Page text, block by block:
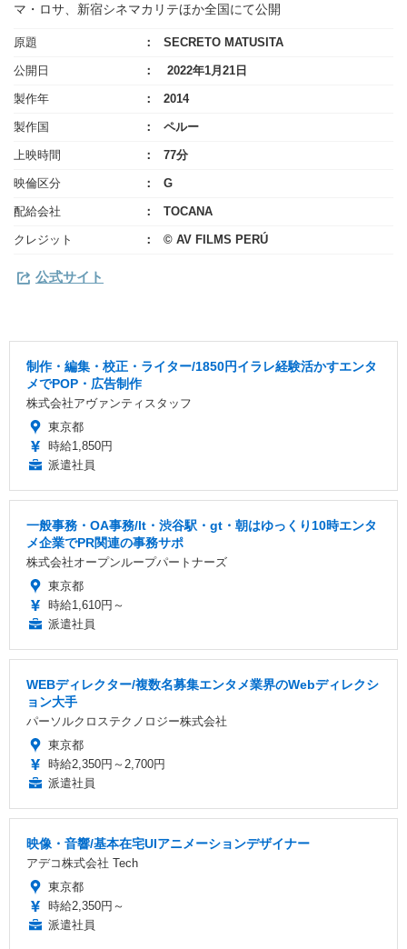
マ・ロサ、新宿シネマカリテほか全国にて公開
原題 SECRETO MATUSITA
公開日 2022年1月21日
製作年 2014
製作国 ペルー
上映時間 77分
映倫区分 G
配給会社 TOCANA
クレジット © AV FILMS PERÚ
公式サイト
制作・編集・校正・ライター/1850円イラレ経験活かすエンタ
メでPOP・広告制作
株式会社アヴァンティスタッフ
東京都
時給1,850円
派遣社員
一般事務・OA事務/lt・渋谷駅・gt・朝はゆっくり10時エンタ
メ企業でPR関連の事務サポ
株式会社オープンループパートナーズ
東京都
時給1,610円～
派遣社員
WEBディレクター/複数名募集エンタメ業界のWebディレクシ
ョン大手
パーソルクロステクノロジー株式会社
東京都
時給2,350円～2,700円
派遣社員
映像・音響/基本在宅UIアニメーションデザイナー
アデコ株式会社 Tech
東京都
時給2,350円～
派遣社員